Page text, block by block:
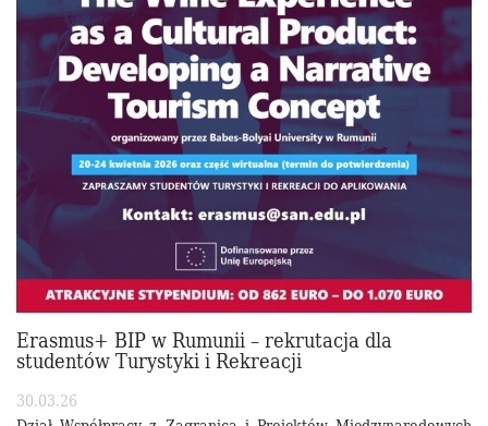
Erasmus+ BIP w Rumunii – rekrutacja dla
studentów Turystyki i Rekreacji
30.03.26